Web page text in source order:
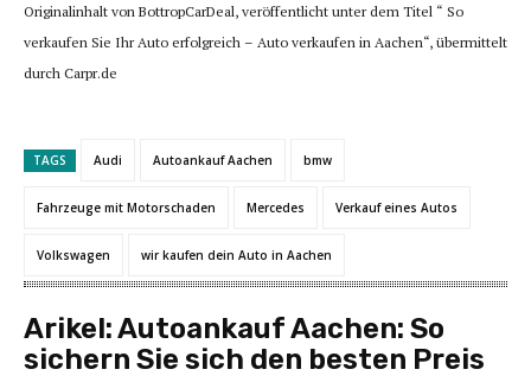
Originalinhalt von BottropCarDeal, veröffentlicht unter dem Titel “ So
verkaufen Sie Ihr Auto erfolgreich – Auto verkaufen in Aachen“, übermittelt
durch Carpr.de
TAGS Audi Autoankauf Aachen bmw
Fahrzeuge mit Motorschaden Mercedes Verkauf eines Autos
Volkswagen wir kaufen dein Auto in Aachen
Arikel:Autoankauf Aachen: So
sichern Sie sich den besten Preis